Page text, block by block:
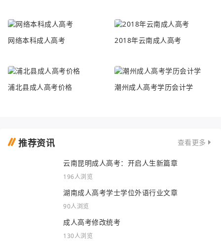
网络本科成人高考 2018年云南成人高考
浦北县成人高考价格 潮州成人高考学历会计学
推荐资讯 查看更多
云南昆明成人高考：开启人生新篇章
196人浏览
湖南成人高考学士学位外语行业文章
90人浏览
成人高考修改统考
130人浏览